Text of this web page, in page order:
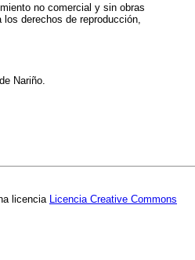
no comercial y sin obras
derechos de reproducción,
Nariño.
licencia Licencia Creative Commons